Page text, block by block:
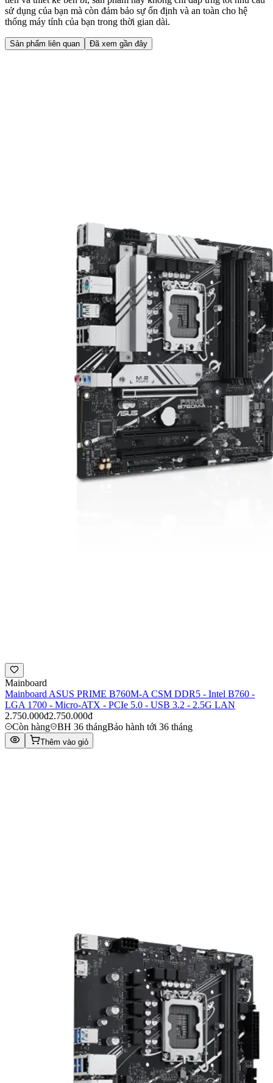
sử dụng của bạn mà còn đảm bảo sự ổn định và an toàn cho hệ
thống máy tính của bạn trong thời gian dài.
Sản phẩm liên quan Đã xem gần đây
Mainboard
Mainboard ASUS PRIME B760M-A CSM DDR5 - Intel B760 -
LGA 1700 - Micro-ATX - PCIe 5.0 - USB 3.2 - 2.5G LAN
2.750.000đ2.750.000đ
Còn hàng
BH 36 thángBảo hành tới 36 tháng
Thêm vào giỏ